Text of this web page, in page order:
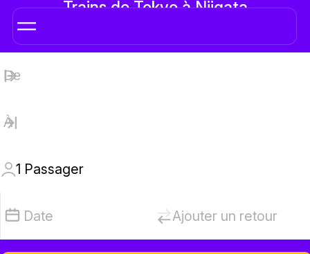
Trains de Tokyo à Niigata
1 Passager
Date Ajouter un retour